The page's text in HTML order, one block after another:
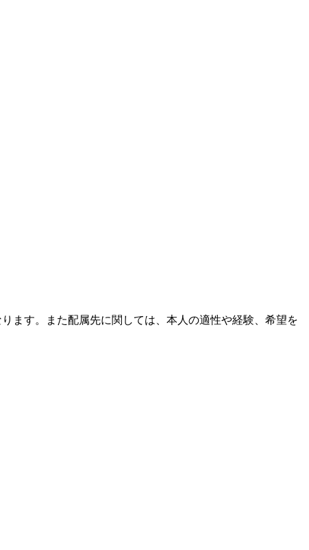
ます。また配属先に関しては、本人の適性や経験、希望を